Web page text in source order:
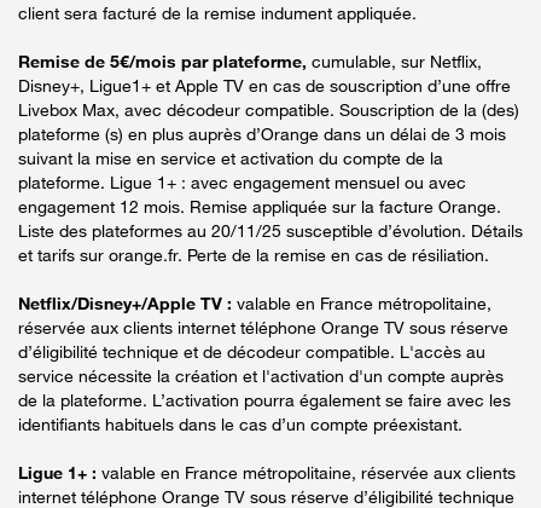
client sera facturé de la remise indument appliquée.
Remise de 5€/mois par plateforme, cumulable, sur Netflix,
Disney+, Ligue1+ et Apple TV en cas de souscription d’une offre
Livebox Max, avec décodeur compatible. Souscription de la (des)
plateforme (s) en plus auprès d’Orange dans un délai de 3 mois
suivant la mise en service et activation du compte de la
plateforme. Ligue 1+ : avec engagement mensuel ou avec
engagement 12 mois. Remise appliquée sur la facture Orange.
Liste des plateformes au 20/11/25 susceptible d’évolution. Détails
et tarifs sur orange.fr. Perte de la remise en cas de résiliation.
Netflix/Disney+/Apple TV : valable en France métropolitaine,
réservée aux clients internet téléphone Orange TV sous réserve
d’éligibilité technique et de décodeur compatible. L'accès au
service nécessite la création et l'activation d'un compte auprès
de la plateforme. L’activation pourra également se faire avec les
identifiants habituels dans le cas d’un compte préexistant.
Ligue 1+ : valable en France métropolitaine, réservée aux clients
internet téléphone Orange TV sous réserve d’éligibilité technique